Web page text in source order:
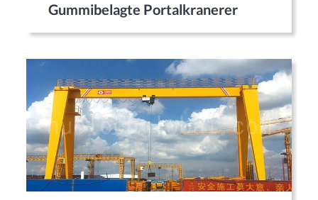
Gummibelagte Portalkranerer